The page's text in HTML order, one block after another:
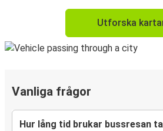
Utforska
Vanliga frågor
Hur lång tid brukar bussresan